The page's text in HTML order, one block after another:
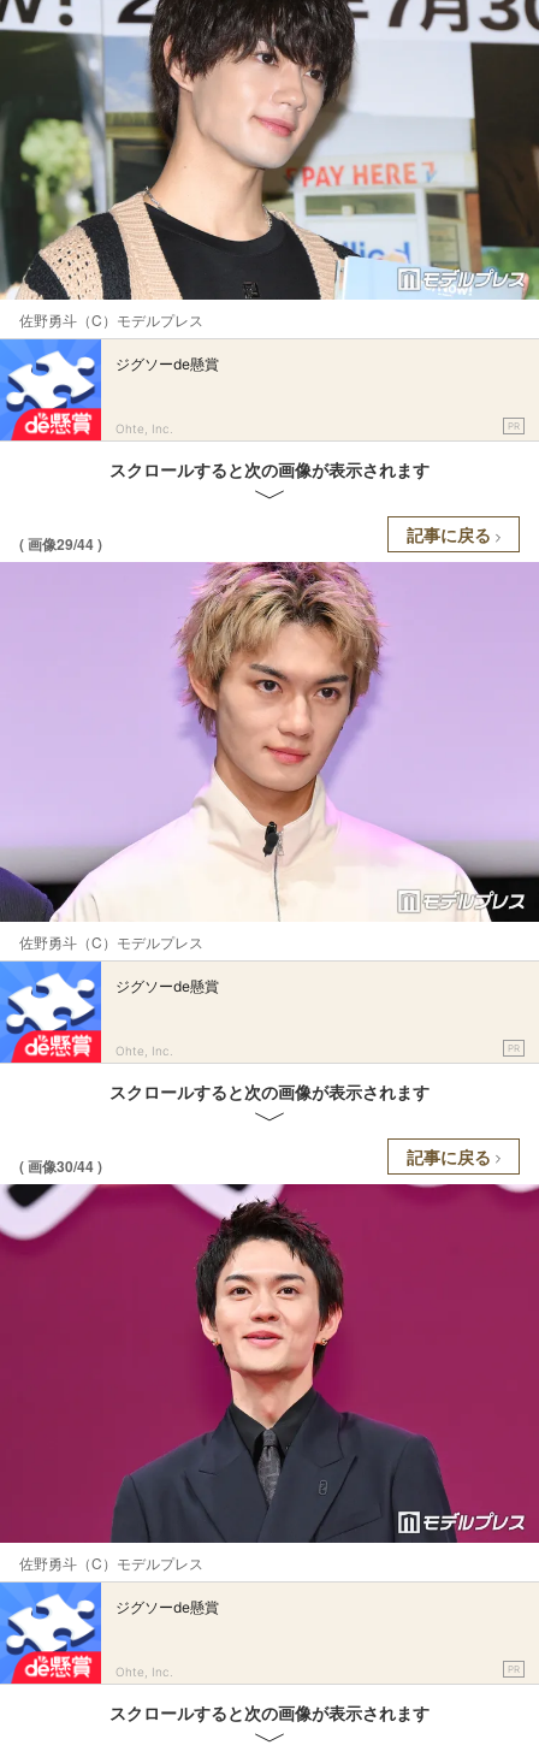
佐野勇斗（C）モデルプレス
ジグソーde懸賞
Ohte, Inc. PR
スクロールすると次の画像が表示されます
( 画像29/44 ) 記事に戻る
佐野勇斗（C）モデルプレス
ジグソーde懸賞
Ohte, Inc. PR
スクロールすると次の画像が表示されます
( 画像30/44 ) 記事に戻る
佐野勇斗（C）モデルプレス
ジグソーde懸賞
Ohte, Inc. PR
スクロールすると次の画像が表示されます